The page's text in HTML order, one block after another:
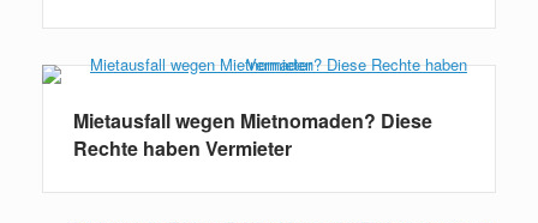
Mietausfall wegen Mietnomaden? Diese
Rechte haben Vermieter